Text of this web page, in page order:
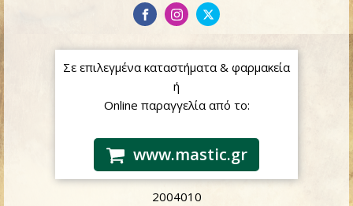
Σε επιλεγμένα καταστήματα & φαρμακεία
ή
Online παραγγελία από το:
www.mastic.gr
2004010